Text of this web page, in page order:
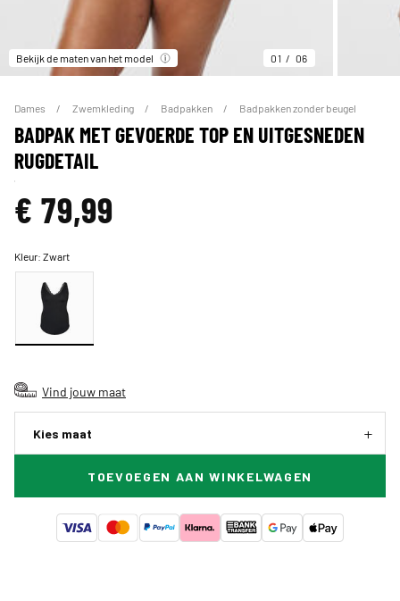
Bekijk de maten van het model 01 06
Dames Zwemkleding Badpakken Badpakken zonder beugel
BADPAK MET GEVOERDE TOP EN UITGESNEDEN
RUGDETAIL
€ 79,99
Kleur:Zwart
Vind jouw maat
Kies maat
TOEVOEGEN AAN WINKELWAGEN